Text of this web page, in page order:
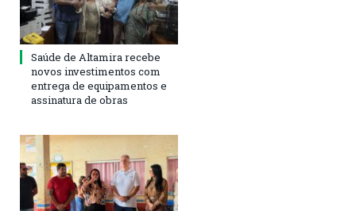
Saúde de Altamira recebe
novos investimentos com
entrega de equipamentos e
assinatura de obras